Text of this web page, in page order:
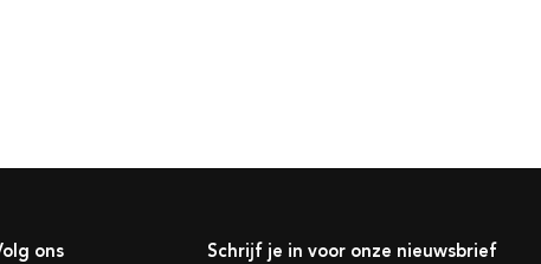
Schrijf je in voor onze nieuwsbrief
ons